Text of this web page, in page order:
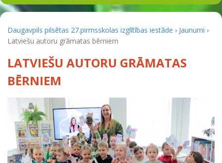
Daugavpils pilsētas 27.pirmsskolas izglītības iestāde › Jaunumi ›
Latviešu autoru grāmatas bērniem
LATVIEŠU AUTORU GRĀMATAS
BĒRNIEM